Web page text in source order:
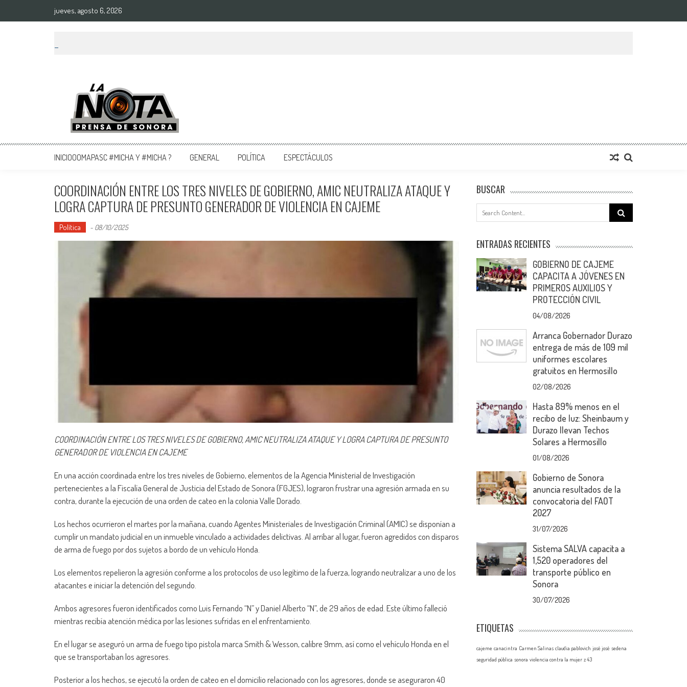
jueves, agosto 6, 2026
La Nota Prensa De Sonora
Noticias del día
INICIOOOMAPASC #MICHA Y #MICHA ? GENERAL POLÍTICA ESPECTÁCULOS
COORDINACIÓN ENTRE LOS TRES NIVELES DE GOBIERNO, AMIC NEUTRALIZA ATAQUE Y
LOGRA CAPTURA DE PRESUNTO GENERADOR DE VIOLENCIA EN CAJEME
Política - 08/10/2025
COORDINACIÓN ENTRE LOS TRES NIVELES DE GOBIERNO, AMIC NEUTRALIZA ATAQUE Y LOGRA CAPTURA DE PRESUNTO
GENERADOR DE VIOLENCIA EN CAJEME
En una acción coordinada entre los tres niveles de Gobierno, elementos de la Agencia Ministerial de Investigación
pertenecientes a la Fiscalía General de Justicia del Estado de Sonora (FGJES), lograron frustrar una agresión armada en su
contra, durante la ejecución de una orden de cateo en la colonia Valle Dorado.
Los hechos ocurrieron el martes por la mañana, cuando Agentes Ministeriales de Investigación Criminal (AMIC) se disponían a
cumplir un mandato judicial en un inmueble vinculado a actividades delictivas. Al arribar al lugar, fueron agredidos con disparos
de arma de fuego por dos sujetos a bordo de un vehículo Honda.
Los elementos repelieron la agresión conforme a los protocolos de uso legítimo de la fuerza, logrando neutralizar a uno de los
atacantes e iniciar la detención del segundo.
Ambos agresores fueron identificados como Luis Fernando “N” y Daniel Alberto “N”, de 29 años de edad. Este último falleció
mientras recibía atención médica por las lesiones sufridas en el enfrentamiento.
En el lugar se aseguró un arma de fuego tipo pistola marca Smith & Wesson, calibre 9mm, así como el vehículo Honda en el
que se transportaban los agresores.
Posterior a los hechos, se ejecutó la orden de cateo en el domicilio relacionado con los agresores, donde se aseguraron 40
BUSCAR
Search
for:
ENTRADAS RECIENTES
GOBIERNO DE CAJEME
CAPACITA A JÓVENES EN
PRIMEROS AUXILIOS Y
PROTECCIÓN CIVIL
04/08/2026
Arranca Gobernador Durazo
entrega de más de 109 mil
uniformes escolares
gratuitos en Hermosillo
02/08/2026
Hasta 89% menos en el
recibo de luz: Sheinbaum y
Durazo llevan Techos
Solares a Hermosillo
01/08/2026
Gobierno de Sonora
anuncia resultados de la
convocatoria del FAOT
2027
31/07/2026
Sistema SALVA capacita a
1,520 operadores del
transporte público en
Sonora
30/07/2026
ETIQUETAS
cajeme canacintra Carmen Salinas claudia pablovich josé josé sedena
seguridad pública sonora violencia contra la mujer z 43